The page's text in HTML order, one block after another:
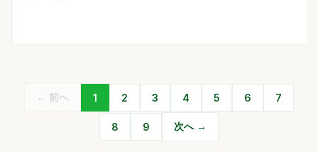
← 前へ 1 2 3 4 5 6 7
8 9 次へ →